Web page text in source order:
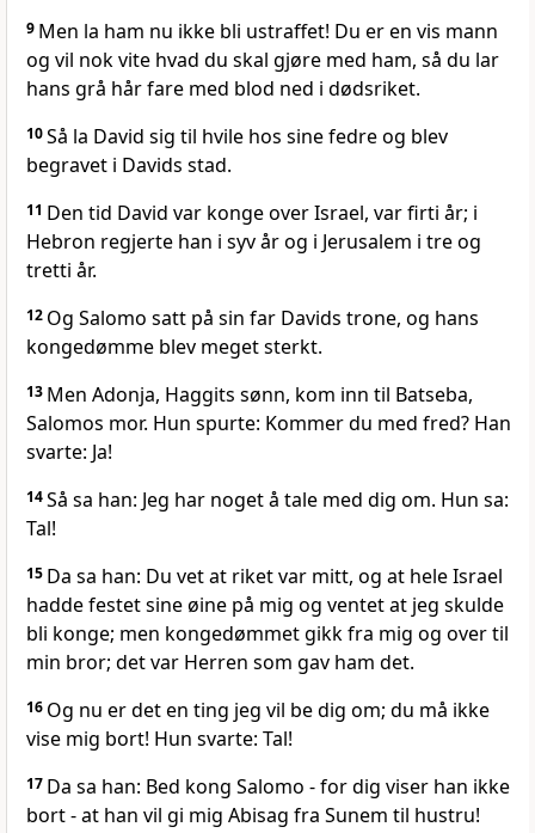
9 Men la ham nu ikke bli ustraffet! Du er en vis mann
og vil nok vite hvad du skal gjøre med ham, så du lar
hans grå hår fare med blod ned i dødsriket.
10Så la David sig til hvile hos sine fedre og blev
begravet i Davids stad.
11 Den tid David var konge over Israel, var firti år; i
Hebron regjerte han i syv år og i Jerusalem i tre og
tretti år.
12 Og Salomo satt på sin far Davids trone, og hans
kongedømme blev meget sterkt.
13 Men Adonja, Haggits sønn, kom inn til Batseba,
Salomos mor. Hun spurte: Kommer du med fred? Han
svarte: Ja!
14Så sa han: Jeg har noget å tale med dig om. Hun sa:
Tal!
15 Da sa han: Du vet at riket var mitt, og at hele Israel
hadde festet sine øine på mig og ventet at jeg skulde
bli konge; men kongedømmet gikk fra mig og over til
min bror; det var Herren som gav ham det.
16 Og nu er det en ting jeg vil be dig om; du må ikke
vise mig bort! Hun svarte: Tal!
17 Da sa han: Bed kong Salomo - for dig viser han ikke
bort - at han vil gi mig Abisag fra Sunem til hustru!